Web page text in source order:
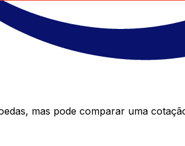
mas pode comparar uma